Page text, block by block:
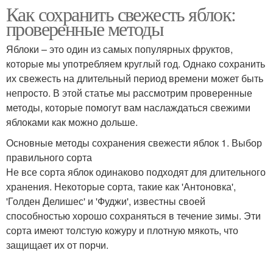
Как сохранить свежесть яблок:
проверенные методы
Яблоки – это один из самых популярных фруктов,
которые мы употребляем круглый год. Однако сохранить
их свежесть на длительный период времени может быть
непросто. В этой статье мы рассмотрим проверенные
методы, которые помогут вам наслаждаться свежими
яблоками как можно дольше.
Основные методы сохранения свежести яблок 1. Выбор
правильного сорта
Не все сорта яблок одинаково подходят для длительного
хранения. Некоторые сорта, такие как 'Антоновка',
'Голден Делишес' и 'Фуджи', известны своей
способностью хорошо сохраняться в течение зимы. Эти
сорта имеют толстую кожуру и плотную мякоть, что
защищает их от порчи.